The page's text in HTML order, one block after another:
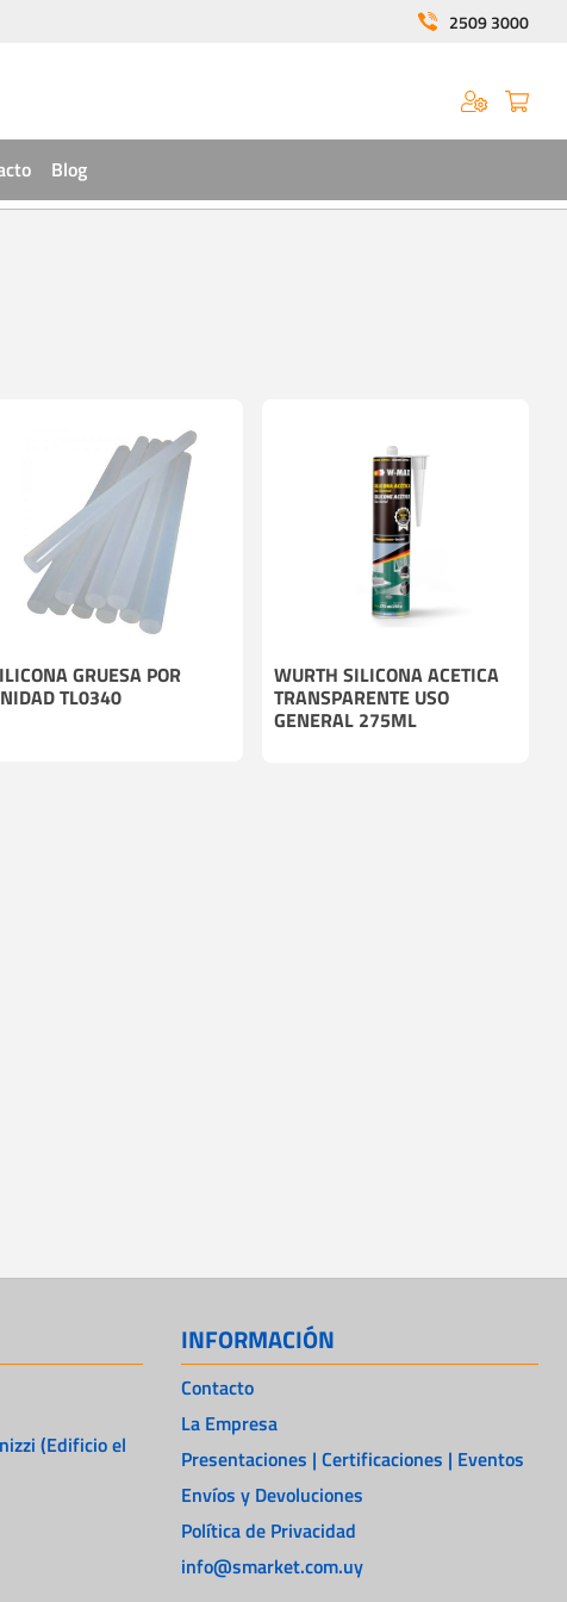
2509 3000
Blog
GRUESA POR
TL0340
WURTH SILICONA ACETICA
TRANSPARENTE USO
GENERAL 275ML
(Edificio el
INFORMACIÓN
Contacto
La Empresa
Presentaciones | Certificaciones | Eventos
Envíos y Devoluciones
Política de Privacidad
info@smarket.com.uy